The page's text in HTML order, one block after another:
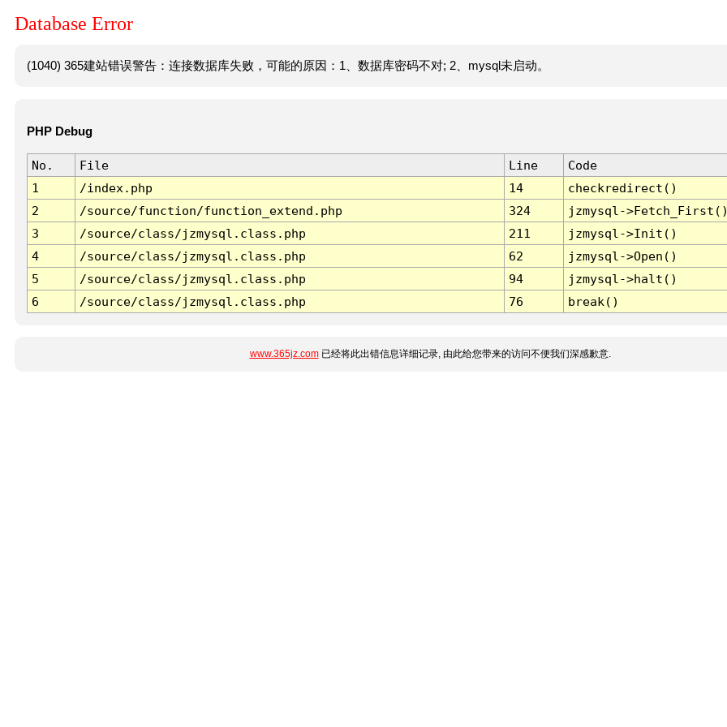
Database Error
(1040) 365建站错误警告：连接数据库失败，可能的原因：1、数据库密码不对; 2、mysql未启动。
PHP Debug
No. File Line
Code
1
/index.php 14
checkredirect()
2
/source/function/function_extend.php 324
jzmysql-
3
/source/class/jzmysql.class.php 211
jzmysql->Init()
4
/source/class/jzmysql.class.php 62
jzmysql->Open()
5
/source/class/jzmysql.class.php 94
jzmysql->halt()
6
/source/class/jzmysql.class.php 76 break()
www.365jz.com已经将此出错信息详细记录, 由此给您带来的访问不便我们深感歉意.